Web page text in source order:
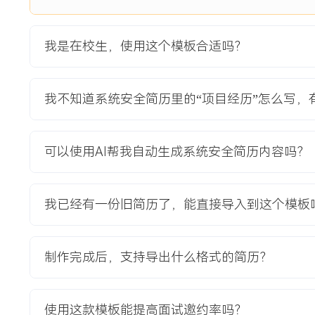
项目业绩：
2.建立的监控告警机制，能够在攻击发生后的XXX分钟内发出
2020-09 -2024-07 江苏大学
参与校园网模拟攻防课程设计，在团队中负责攻击路径设计与
自我评价
我是在校生，使用这个模板合适吗？
我不知道系统安全简历里的“项目经历”怎么写，
可以使用AI帮我自动生成系统安全简历内容吗？
我已经有一份旧简历了，能直接导入到这个模板
制作完成后，支持导出什么格式的简历？
使用这款模板能提高面试邀约率吗？